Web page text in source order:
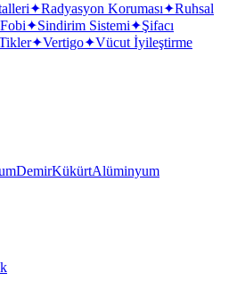
✦Radyasyon Koruması✦Ruhsal
✦Sindirim Sistemi✦Şifacı
✦Vertigo✦Vücut İyileştirme
DemirKükürtAlüminyum